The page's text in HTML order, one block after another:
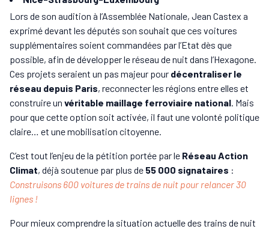
Lors de son audition à l’Assemblée Nationale, Jean Castex a
exprimé devant les députés son souhait que ces voitures
supplémentaires soient commandées par l’Etat dès que
possible, afin de développer le réseau de nuit dans l’Hexagone.
Ces projets seraient un pas majeur pour décentraliser le
réseau depuis Paris, reconnecter les régions entre elles et
construire un véritable maillage ferroviaire national . Mais
pour que cette option soit activée, il faut une volonté politique
claire… et une mobilisation citoyenne.
C’est tout l’enjeu de la pétition portée par le Réseau Action
Climat, déjà soutenue par plus de 55 000 signataires :
Construisons 600 voitures de trains de nuit pour relancer 30
lignes !
Pour mieux comprendre la situation actuelle des trains de nuit